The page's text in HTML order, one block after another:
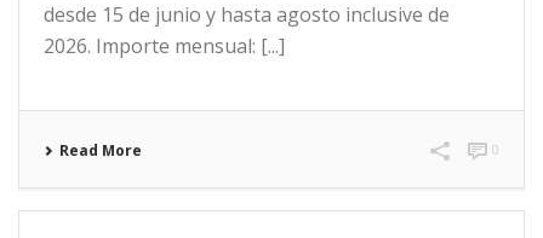
desde 15 de junio y hasta agosto inclusive de
2026. Importe mensual: [...]
Read More 0